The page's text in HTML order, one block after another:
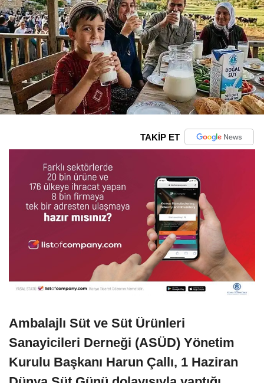
TAKİP ET
Ambalajlı Süt ve Süt Ürünleri
Sanayicileri Derneği (ASÜD) Yönetim
Kurulu Başkanı Harun Çallı, 1 Haziran